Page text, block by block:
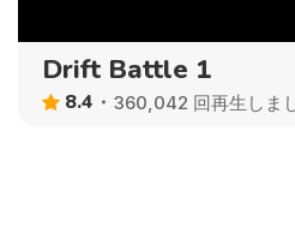
Drift Battle 1
8.4 360,042 回再生しま